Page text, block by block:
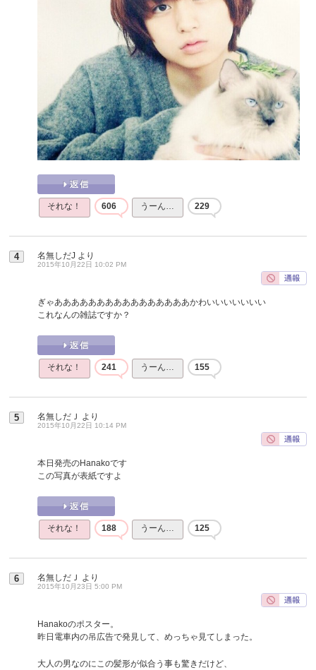
それな！ 606 うーん… 229
4 名無しだJ より
2015年10月22日 10:02 PM
ぎゃああああああああああああああああかわいいいいいいい
これなんの雑誌ですか？
それな！ 241 うーん… 155
5 名無しだＪ より
2015年10月22日 10:14 PM
本日発売のHanakoです
この写真が表紙ですよ
それな！ 188 うーん… 125
6 名無しだＪ より
2015年10月23日 5:00 PM
Hanakoのポスター。
昨日電車内の吊広告で発見して、めっちゃ見てしまった。
大人の男なのにこの髪形が似合う事も驚きだけど、